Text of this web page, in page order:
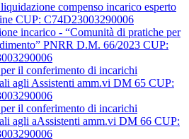
compenso incarico esperto
CUP: C74D23003290006
incarico - “Comunità di pratiche per
PNRR D.M. 66/2023 CUP:
il conferimento di incarichi
agli Assistenti amm.vi DM 65 CUP:
il conferimento di incarichi
agli aAssistenti amm.vi DM 66 CUP: